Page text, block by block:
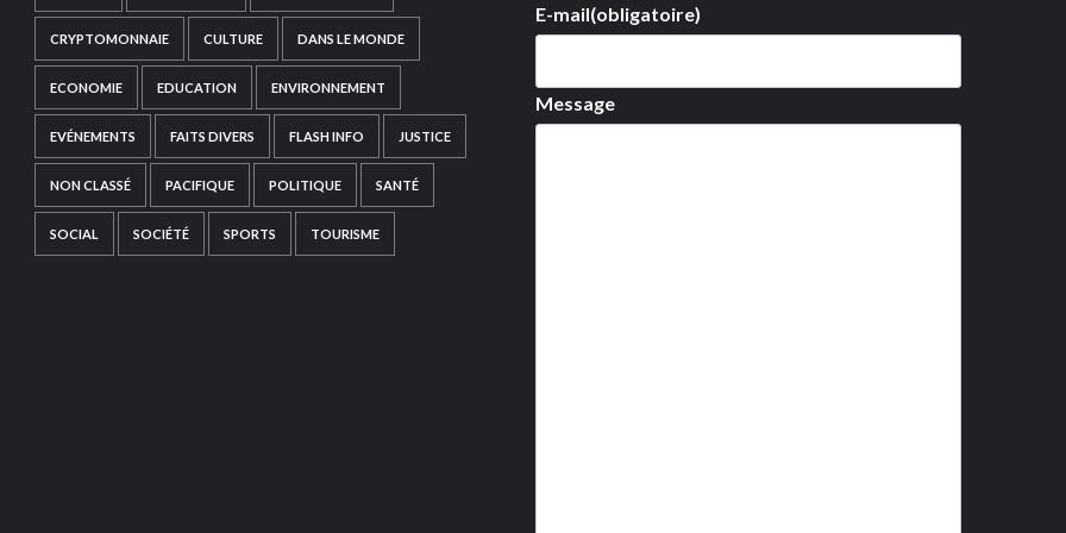
CRYPTOMONNAIE CULTURE DANS LE MONDE
ECONOMIE EDUCATION ENVIRONNEMENT
EVÉNEMENTS FAITS DIVERS FLASH INFO JUSTICE
NON CLASSÉ PACIFIQUE POLITIQUE SANTÉ
SOCIAL SOCIÉTÉ SPORTS TOURISME
E-mail(obligatoire)
Message